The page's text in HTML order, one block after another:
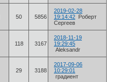
50 5856
2019-02-28
19:14:42
Роберт
Сергеев
118 3167
2018-11-19
19:29:45
Aleksandr
29 3188
2017-09-06
10:29:01
градиент